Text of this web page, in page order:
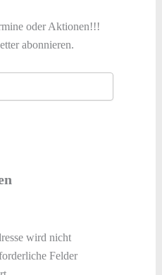
oder Aktionen!!!
abonnieren.
wird nicht
Felder